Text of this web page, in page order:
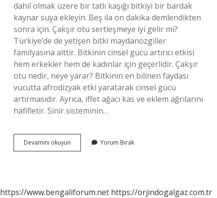
dahil olmak üzere bir tatlı kaşığı bitkiyi bir bardak
kaynar suya ekleyin. Beş ila on dakika demlendikten
sonra için. Çakşır otu sertleşmeye iyi gelir mi?
Türkiye’de de yetişen bitki maydanozgiller
familyasına aittir. Bitkinin cinsel gücü artırıcı etkisi
hem erkekler hem de kadınlar için geçerlidir. Çakşır
otu nedir, neye yarar? Bitkinin en bilinen faydası
vücutta afrodizyak etki yaratarak cinsel gücü
artırmasıdır. Ayrıca, iffet ağacı kas ve eklem ağrılarını
hafifletir. Sinir sisteminin…
Devamını okuyun
Otu
Yorum Bırak
https://www.bengaliforum.net https://orjindogalgaz.com.tr